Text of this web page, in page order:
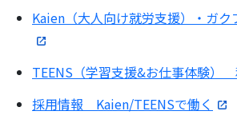
Kaien（大人向け就労支援）・ガ
TEENS（学習支援&お仕事体験）
採用情報 Kaien/TEENSで働く